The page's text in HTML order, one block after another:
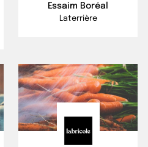
Essaim Boréal
Laterrière